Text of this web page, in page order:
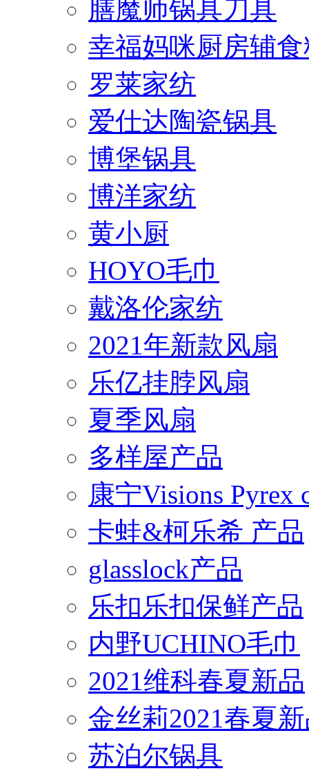
膳魔师锅具刀具
幸福妈咪厨房辅
罗莱家纺
爱仕达陶瓷锅具
博堡锅具
博洋家纺
黄小厨
HOYO毛巾
戴洛伦家纺
2021年新款风扇
乐亿挂脖风扇
夏季风扇
多样屋产品
康宁Visions Pyrex
卡蛙&柯乐希 产品
glasslock产品
乐扣乐扣保鲜产品
内野UCHINO毛巾
2021维科春夏新品
金丝莉2021春夏
苏泊尔锅具